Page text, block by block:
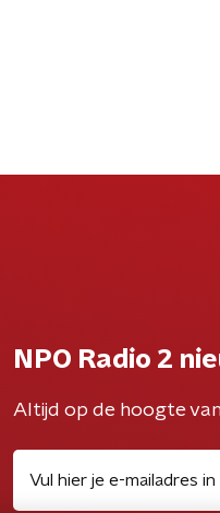
NPO Radio 2
Altijd op de hoogte